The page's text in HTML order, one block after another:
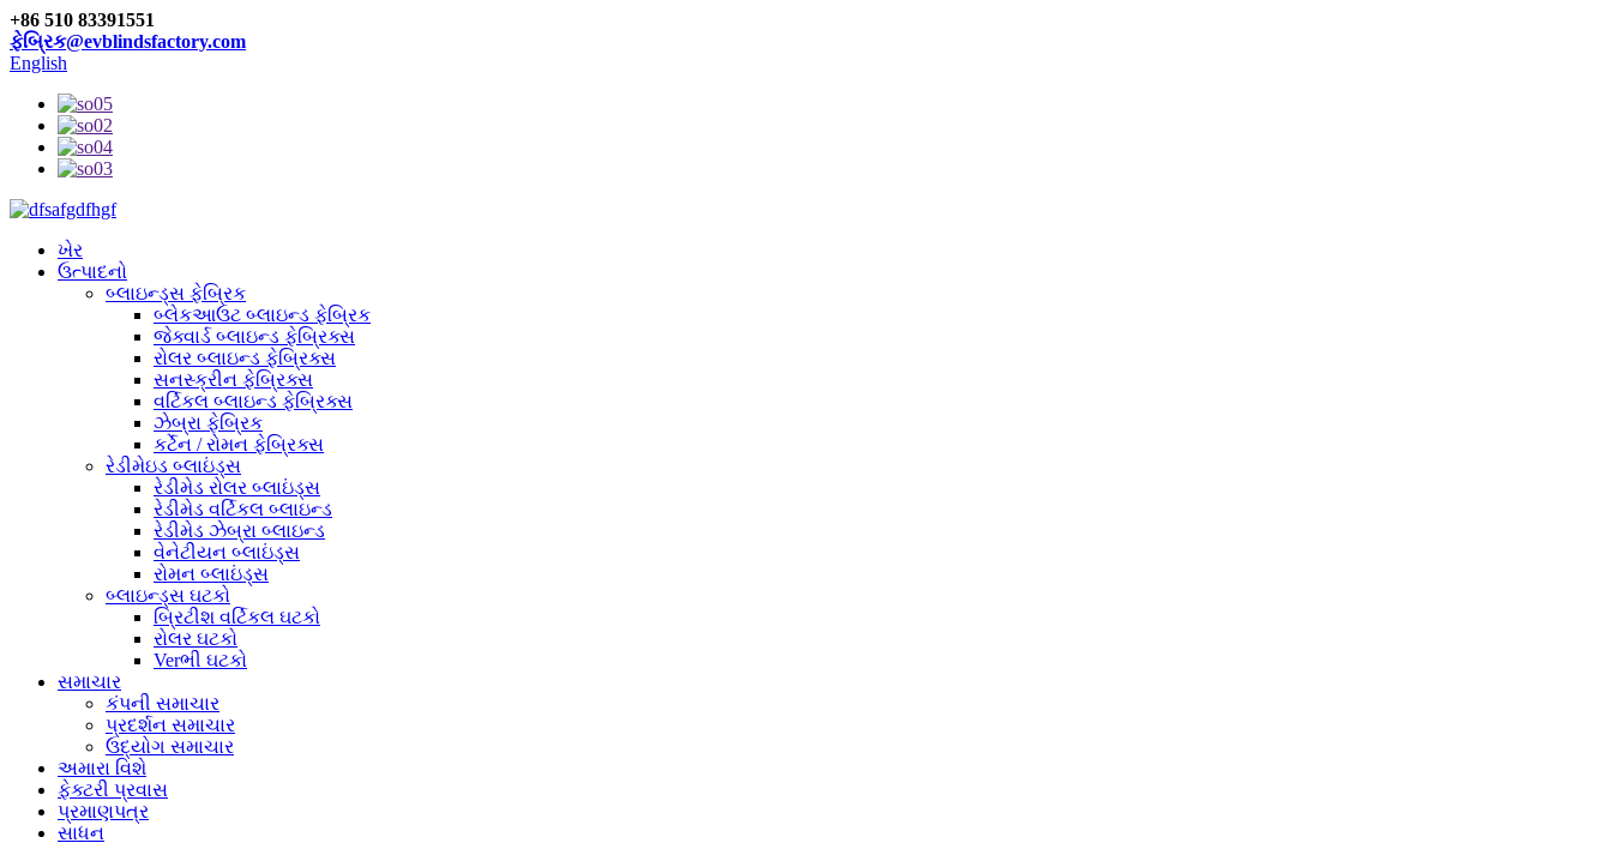
+86 510 83391551
ફેબ્રિક@evblindsfactory.com
English
ખેર
ઉત્પાદનો
બ્લાઇન્ડ્સ ફેબ્રિક
બ્લેકઆઉટ બ્લાઇન્ડ ફેબ્રિક
જેક્વાર્ડ બ્લાઇન્ડ ફેબ્રિક્સ
રોલર બ્લાઇન્ડ ફેબ્રિક્સ
સનસ્ક્રીન ફેબ્રિક્સ
વર્ટિકલ બ્લાઇન્ડ ફેબ્રિક્સ
ઝેબ્રા ફેબ્રિક
કર્ટેન / રોમન ફેબ્રિક્સ
રેડીમેઇડ બ્લાઇંડ્સ
રેડીમેડ રોલર બ્લાઇંડ્સ
રેડીમેડ વર્ટિકલ બ્લાઇન્ડ
રેડીમેડ ઝેબ્રા બ્લાઇન્ડ
વેનેટીયન બ્લાઇંડ્સ
રોમન બ્લાઇંડ્સ
બ્લાઇન્ડ્સ ઘટકો
બ્રિટીશ વર્ટિકલ ઘટકો
રોલર ઘટકો
Verભી ઘટકો
સમાચાર
કંપની સમાચાર
પ્રદર્શન સમાચાર
ઉદ્યોગ સમાચાર
અમારા વિશે
ફેક્ટરી પ્રવાસ
પ્રમાણપત્ર
સાધન